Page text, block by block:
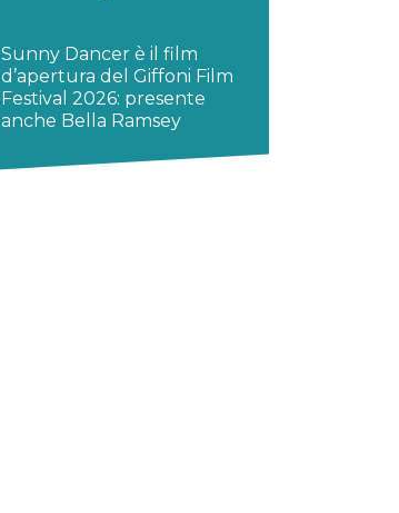
Sunny Dancer è il film
d’apertura del Giffoni Film
Festival 2026: presente
anche Bella Ramsey